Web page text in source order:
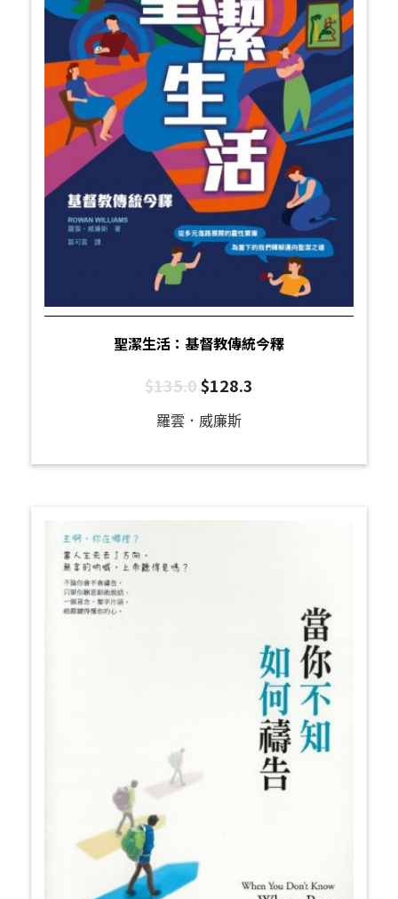
聖潔生活：基督教傳統今釋
$135.0$128.3
羅雲．威廉斯